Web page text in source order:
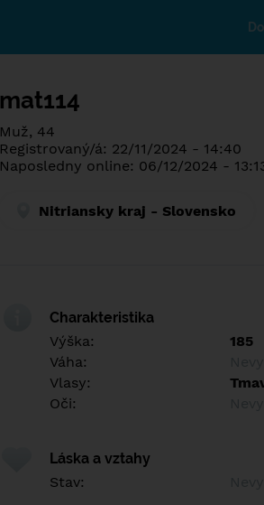
mat114
Muž, 44
Registrovaný/á: 22/11/2024 - 14:40
Naposledny online: 06/12/2024 -
Nitriansky kraj - Slovensko
Charakteristika
Výška:
185
Váha:
Vlasy:
Oči:
Láska a vztahy
Stav: